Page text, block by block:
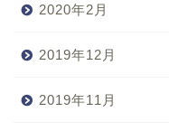
2020年2月
2019年12月
2019年11月